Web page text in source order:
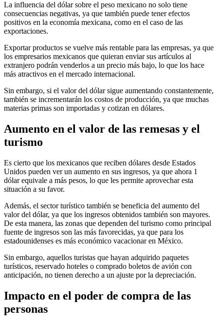
La influencia del dólar sobre el peso mexicano no solo tiene
consecuencias negativas, ya que también puede tener efectos
positivos en la economía mexicana, como en el caso de las
exportaciones.
Exportar productos se vuelve más rentable para las empresas, ya que
los empresarios mexicanos que quieran enviar sus artículos al
extranjero podrán venderlos a un precio más bajo, lo que los hace
más atractivos en el mercado internacional.
Sin embargo, si el valor del dólar sigue aumentando constantemente,
también se incrementarán los costos de producción, ya que muchas
materias primas son importadas y cotizan en dólares.
Aumento en el valor de las remesas y el
turismo
Es cierto que los mexicanos que reciben dólares desde Estados
Unidos pueden ver un aumento en sus ingresos, ya que ahora 1
dólar equivale a más pesos, lo que les permite aprovechar esta
situación a su favor.
Además, el sector turístico también se beneficia del aumento del
valor del dólar, ya que los ingresos obtenidos también son mayores.
De esta manera, las zonas que dependen del turismo como principal
fuente de ingresos son las más favorecidas, ya que para los
estadounidenses es más económico vacacionar en México.
Sin embargo, aquellos turistas que hayan adquirido paquetes
turísticos, reservado hoteles o comprado boletos de avión con
anticipación, no tienen derecho a un ajuste por la depreciación.
Impacto en el poder de compra de las
personas